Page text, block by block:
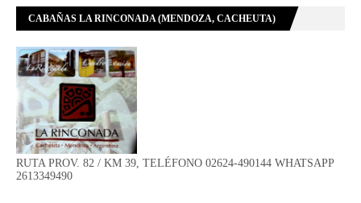
CABAÑAS LA RINCONADA (MENDOZA, CACHEUTA)
RUTA PROV. 82 / KM 39, TELÉFONO 02624-490144 WHATSAPP
2613349490